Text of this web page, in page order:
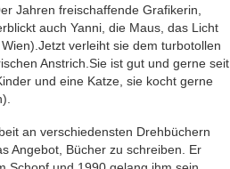
Jahren freischaffende Grafikerin,
auch Yanni, die Maus, das Licht
verleiht sie dem turbotollen
Anstrich.Sie ist gut und gerne seit
und eine Katze, sie kocht gerne
an verschiedensten Drehbüchern
Angebot, Bücher zu schreiben. Er